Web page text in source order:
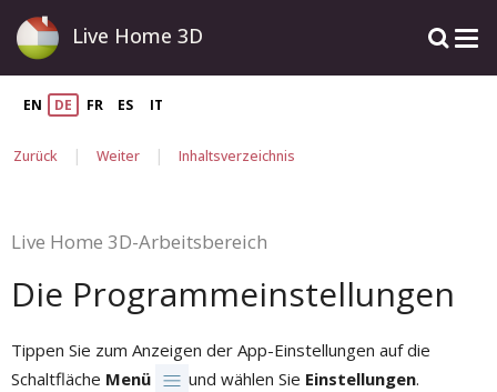
Live Home 3D
EN DE FR ES IT
Zurück | Weiter | Inhaltsverzeichnis
Live Home 3D-Arbeitsbereich
Die Programmeinstellungen
Tippen Sie zum Anzeigen der App-Einstellungen auf die
Schaltfläche Menü und wählen Sie Einstellungen.